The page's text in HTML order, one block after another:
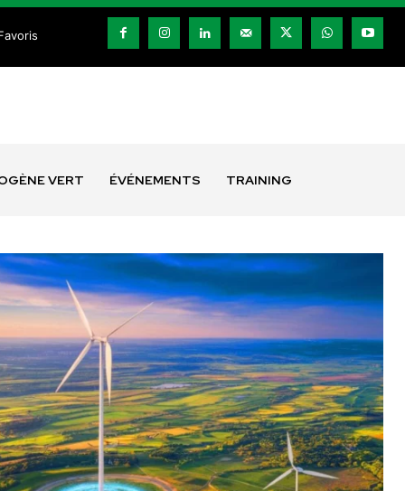
VERT ÉVÉNEMENTS TRAINING